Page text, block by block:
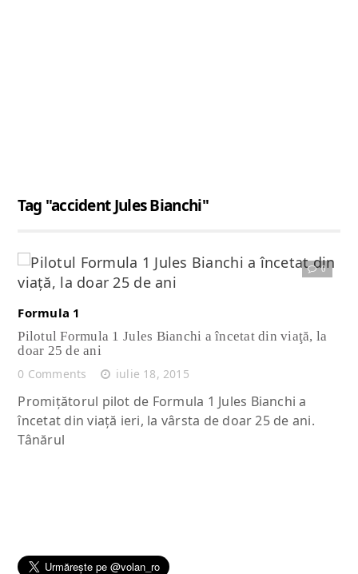
Tag "accident Jules Bianchi"
0
Citește articolul complet
Formula 1
Pilotul Formula 1 Jules Bianchi a încetat din viaţă, la
doar 25 de ani
0 Comments
iulie 18, 2015
Promiţătorul pilot de Formula 1 Jules Bianchi a
încetat din viaţă ieri, la vârsta de doar 25 de ani.
Tânărul